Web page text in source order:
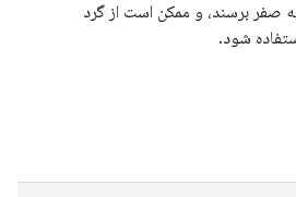
صفر برسند، و ممکن است از گرد
شود.